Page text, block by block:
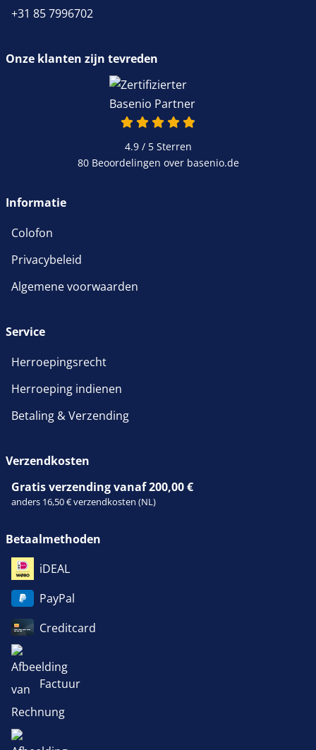
+31 85 7996702
Onze klanten zijn tevreden
4.9 / 5Sterren
80 Beoordelingen over basenio.de
Informatie
Colofon
Privacybeleid
Algemene voorwaarden
Service
Herroepingsrecht
Herroeping indienen
Betaling & Verzending
Verzendkosten
Gratis verzending vanaf 200,00 €
anders 16,50 € verzendkosten (NL)
Betaalmethoden
iDEAL
PayPal
Creditcard
Factuur